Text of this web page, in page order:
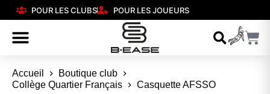
POUR LES CLUBS POUR LES JOUEURS
Accueil
Boutique club
Collège Quartier Français
Casquette AFSSO